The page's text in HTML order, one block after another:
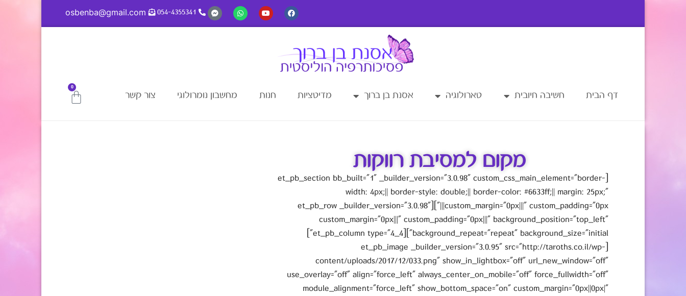
054-4355341
osbenba@gmail.com
דף הבית חשיבה חיובית טארולוגיה אסנת בן ברוך מדיטציות חנות מחשבון נומרולוגי צור קשר
0
מקום למסיבת רווקות
[et_pb_section bb_built="1" _builder_version="3.0.98" custom_css_main_element="border-
width: 4px;|| border-style: double;|| border-color: #6633ff;|| margin: 25px;"
custom_margin="0px|||" custom_padding="0px|||"][et_pb_row _builder_version="3.0.98"
custom_margin="0px|||" custom_padding="0px|||" background_position="top_left"
background_repeat="repeat" background_size="initial"][et_pb_column type="4_4"]
[et_pb_image _builder_version="3.0.95" src="http://taroths.co.il/wp-
content/uploads/2017/12/033.png" show_in_lightbox="off" url_new_window="off"
use_overlay="off" align="force_left" always_center_on_mobile="off" force_fullwidth="off"
module_alignment="force_left" show_bottom_space="on" custom_margin="0px||0px|"